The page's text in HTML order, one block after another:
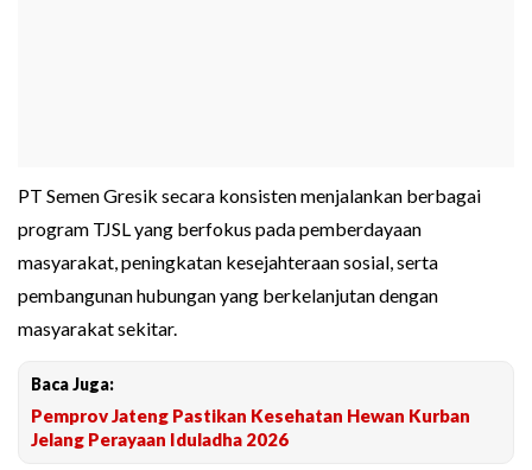
PT Semen Gresik secara konsisten menjalankan berbagai
program TJSL yang berfokus pada pemberdayaan
masyarakat, peningkatan kesejahteraan sosial, serta
pembangunan hubungan yang berkelanjutan dengan
masyarakat sekitar.
Baca Juga:
Pemprov Jateng Pastikan Kesehatan Hewan Kurban
Jelang Perayaan Iduladha 2026